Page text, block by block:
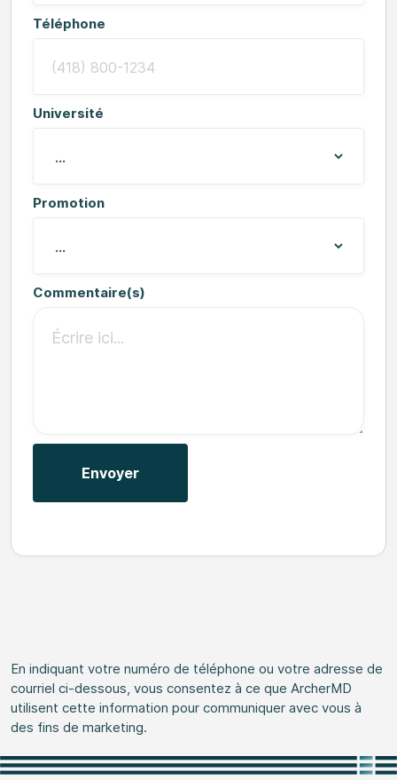
Téléphone
Université
Promotion
Commentaire(s)
En indiquant votre numéro de téléphone ou votre adresse de
courriel ci-dessous, vous consentez à ce que ArcherMD
utilisent cette information pour communiquer avec vous à
des fins de marketing.